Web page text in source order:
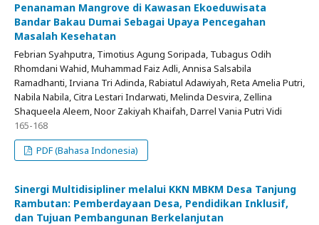
Penanaman Mangrove di Kawasan Ekoeduwisata
Bandar Bakau Dumai Sebagai Upaya Pencegahan
Masalah Kesehatan
Febrian Syahputra, Timotius Agung Soripada, Tubagus Odih
Rhomdani Wahid, Muhammad Faiz Adli, Annisa Salsabila
Ramadhanti, Irviana Tri Adinda, Rabiatul Adawiyah, Reta Amelia Putri,
Nabila Nabila, Citra Lestari Indarwati, Melinda Desvira, Zellina
Shaqueela Aleem, Noor Zakiyah Khaifah, Darrel Vania Putri Vidi
165-168
PDF (Bahasa Indonesia)
Sinergi Multidisipliner melalui KKN MBKM Desa Tanjung
Rambutan: Pemberdayaan Desa, Pendidikan Inklusif,
dan Tujuan Pembangunan Berkelanjutan